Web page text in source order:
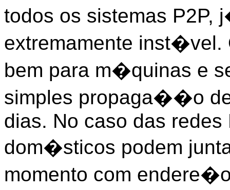
todos os sistemas P2P,
extremamente inst�vel.
bem para m�quinas e
simples propaga��o
dias. No caso das
dom�sticos podem
momento com